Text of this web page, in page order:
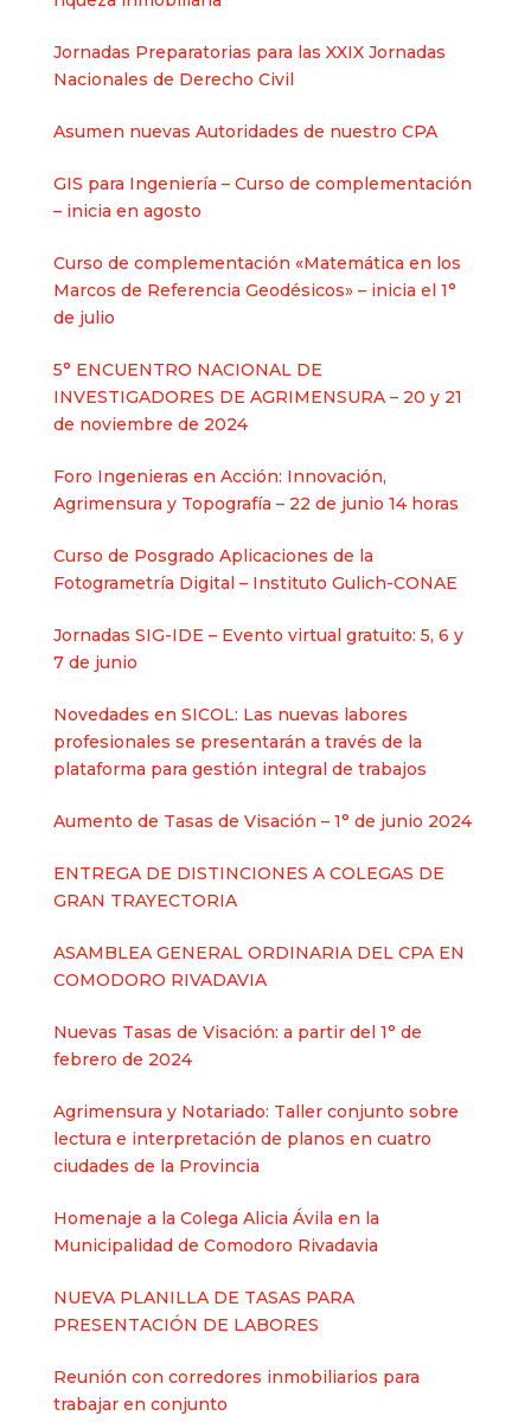
Jornadas Preparatorias para las XXIX Jornadas
Nacionales de Derecho Civil
Asumen nuevas Autoridades de nuestro CPA
GIS para Ingeniería – Curso de complementación
– inicia en agosto
Curso de complementación «Matemática en los
Marcos de Referencia Geodésicos» – inicia el 1°
de julio
5° ENCUENTRO NACIONAL DE
INVESTIGADORES DE AGRIMENSURA – 20 y 21
de noviembre de 2024
Foro Ingenieras en Acción: Innovación,
Agrimensura y Topografía – 22 de junio 14 horas
Curso de Posgrado Aplicaciones de la
Fotogrametría Digital – Instituto Gulich-CONAE
Jornadas SIG-IDE – Evento virtual gratuito: 5, 6 y
7 de junio
Novedades en SICOL: Las nuevas labores
profesionales se presentarán a través de la
plataforma para gestión integral de trabajos
Aumento de Tasas de Visación – 1° de junio 2024
ENTREGA DE DISTINCIONES A COLEGAS DE
GRAN TRAYECTORIA
ASAMBLEA GENERAL ORDINARIA DEL CPA EN
COMODORO RIVADAVIA
Nuevas Tasas de Visación: a partir del 1° de
febrero de 2024
Agrimensura y Notariado: Taller conjunto sobre
lectura e interpretación de planos en cuatro
ciudades de la Provincia
Homenaje a la Colega Alicia Ávila en la
Municipalidad de Comodoro Rivadavia
NUEVA PLANILLA DE TASAS PARA
PRESENTACIÓN DE LABORES
Reunión con corredores inmobiliarios para
trabajar en conjunto